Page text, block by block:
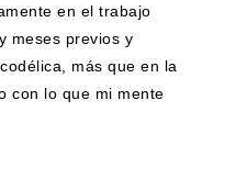
en el trabajo
meses previos y
más que en la
con lo que mi mente